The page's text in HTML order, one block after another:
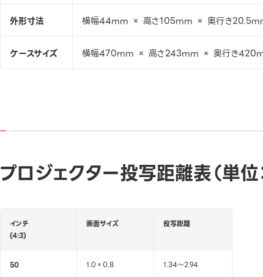
外形寸法 横幅44mm × 高さ105mm × 奥行き
ケースサイズ 横幅470mm × 高さ243mm × 奥行き
プロジェクター投写距離表（単位
インチ
(4:3)
画面サイズ 投写距離
50 1.0×0.8 1.34～2.94